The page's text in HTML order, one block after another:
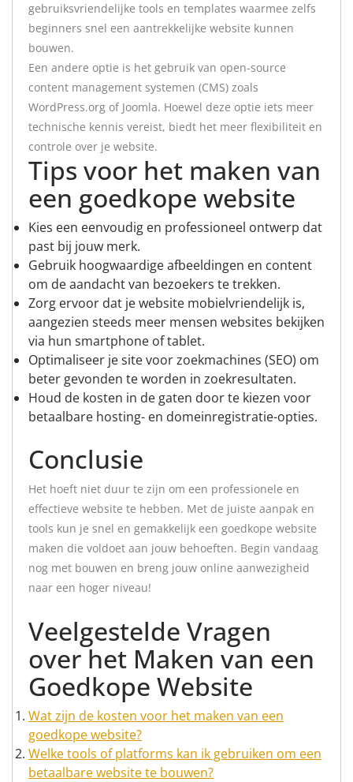
gebruiksvriendelijke tools en templates waarmee zelfs
beginners snel een aantrekkelijke website kunnen
bouwen.
Een andere optie is het gebruik van open-source
content management systemen (CMS) zoals
WordPress.org of Joomla. Hoewel deze optie iets meer
technische kennis vereist, biedt het meer flexibiliteit en
controle over je website.
Tips voor het maken van
een goedkope website
Kies een eenvoudig en professioneel ontwerp dat
past bij jouw merk.
Gebruik hoogwaardige afbeeldingen en content
om de aandacht van bezoekers te trekken.
Zorg ervoor dat je website mobielvriendelijk is,
aangezien steeds meer mensen websites bekijken
via hun smartphone of tablet.
Optimaliseer je site voor zoekmachines (SEO) om
beter gevonden te worden in zoekresultaten.
Houd de kosten in de gaten door te kiezen voor
betaalbare hosting- en domeinregistratie-opties.
Conclusie
Het hoeft niet duur te zijn om een professionele en
effectieve website te hebben. Met de juiste aanpak en
tools kun je snel en gemakkelijk een goedkope website
maken die voldoet aan jouw behoeften. Begin vandaag
nog met bouwen en breng jouw online aanwezigheid
naar een hoger niveau!
Veelgestelde Vragen
over het Maken van een
Goedkope Website
Wat zijn de kosten voor het maken van een
goedkope website?
Welke tools of platforms kan ik gebruiken om een
betaalbare website te bouwen?